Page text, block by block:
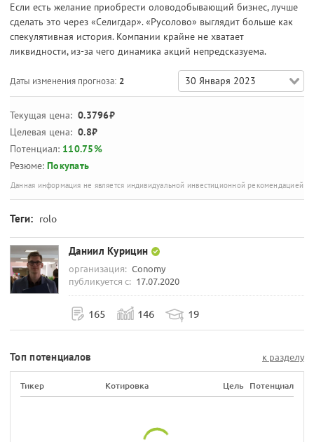
Если есть желание приобрести оловодобывающий бизнес, лучше
сделать это через «Селигдар». «Русолово» выглядит больше как
спекулятивная история. Компании крайне не хватает
ликвидности, из-за чего динамика акций непредсказуема.
Даты изменения прогноза: 2 30 Января 2023
Текущая цена: 0.3796₽
Целевая цена: 0.8₽
Потенциал: 110.75%
Резюме: Покупать
Данная информация не является индивидуальной инвестиционной рекомендацией
Теги: rolo
Даниил Курицин
организация: Conomy
публикуется с: 17.07.2020
165 146 19
Топ потенциалов к разделу
Тикер Котировка Цель Потенциал